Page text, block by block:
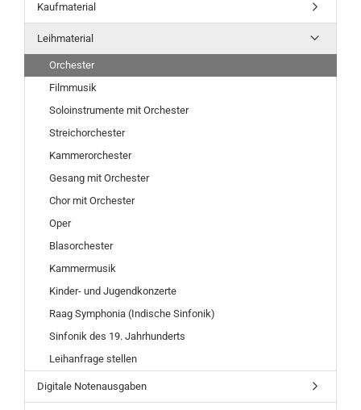
Kaufmaterial
Leihmaterial
Orchester
Filmmusik
Soloinstrumente mit Orchester
Streichorchester
Kammerorchester
Gesang mit Orchester
Chor mit Orchester
Oper
Blasorchester
Kammermusik
Kinder- und Jugendkonzerte
Raag Symphonia (Indische Sinfonik)
Sinfonik des 19. Jahrhunderts
Leihanfrage stellen
Digitale Notenausgaben